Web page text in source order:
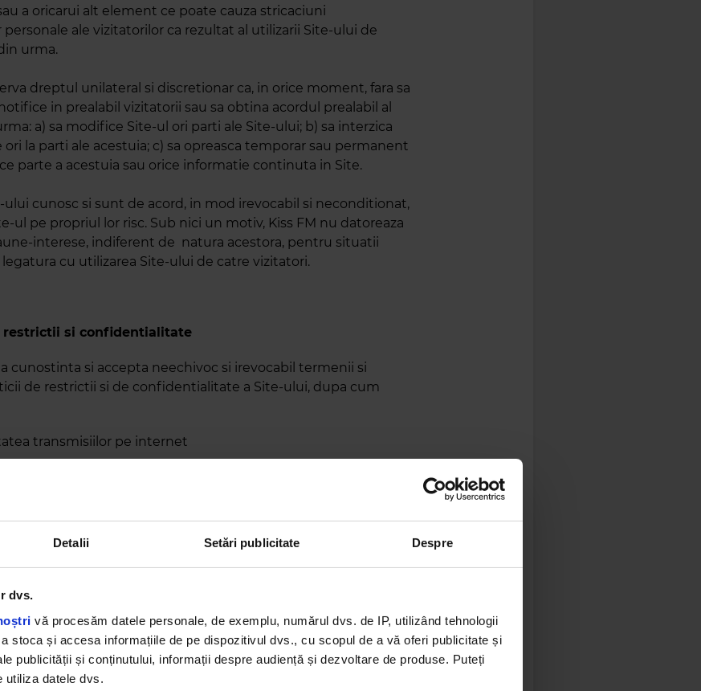
Detalii Setări publicitate Despre
dvs.
vă procesăm datele personale, de exemplu, numărul dvs. de IP, utilizând tehnologii
stoca și accesa informațiile de pe dispozitivul dvs., cu scopul de a vă oferi publicitate și
publicității și conținutului, informații despre audiență și dezvoltare de produse. Puteți
utiliza datele dvs.
a oricarui alt element ce poate cauza stricaciuni
ale vizitatorilor ca rezultat al utilizarii Site-ului de
urma.
dreptul unilateral si discretionar ca, in orice moment, fara sa
in prealabil vizitatorii sau sa obtina acordul prealabil al
a) sa modifice Site-ul ori parti ale Site-ului; b) sa interzica
ori la parti ale acestuia; c) sa opreasca temporar sau permanent
parte a acestuia sau orice informatie continuta in Site.
ului cunosc si sunt de acord, in mod irevocabil si neconditionat,
ul pe propriul lor risc. Sub nici un motiv, Kiss FM nu datoreaza
interese, indiferent de natura acestora, pentru situatii
cu utilizarea Site-ului de catre vizitatori.
restrictii si confidentialitate
cunostinta si accepta neechivoc si irevocabil termenii si
de restrictii si de confidentialitate a Site-ului, dupa cum
transmisiilor pe internet
nu isi asuma nici o responsabilitate pentru orice pierderi sau
aparea ca rezultat al transferului public de date pe internet sau
public, cum ar fi transmiterea catre Kiss FM de
electronica. Cu toate acestea, Kiss FM va depune diligente
de vizitatori.